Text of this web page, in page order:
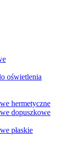
oświetlenia
hermetyczne
dopuszkowe
płaskie